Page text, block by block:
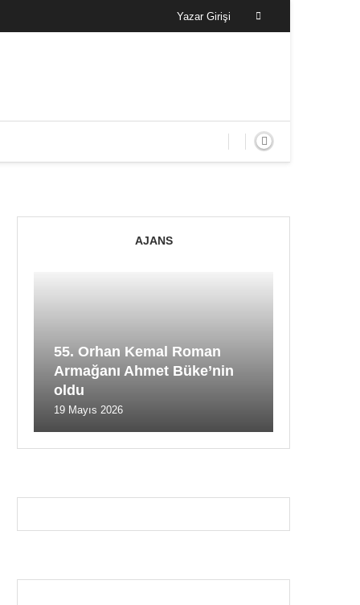
Yazar Girişi
AJANS
55. Orhan Kemal Roman
Armağanı Ahmet Büke’nin
oldu
19 Mayıs 2026